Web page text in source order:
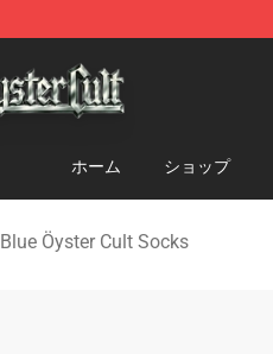
ホーム ショップ
Blue Öyster Cult Socks